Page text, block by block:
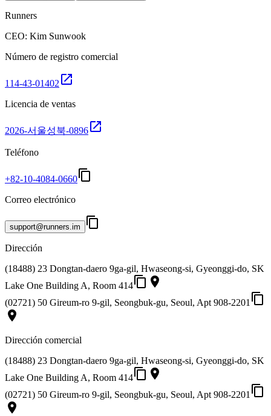
Runners
CEO: Kim Sunwook
Número de registro comercial
114-43-01402 open_in_new
Licencia de ventas
2026-서울성북-0896open_in_new
Teléfono
+82-10-4084-0660content_copy
Correo electrónico
support@runners.im content_copy
Dirección
(18488) 23 Dongtan-daero 9ga-gil, Hwaseong-si, Gyeonggi-do, SK
Lake One Building A, Room 414content_copy place
(02721) 50 Gireum-ro 9-gil, Seongbuk-gu, Seoul, Apt 908-2201 content_copy
place
Dirección comercial
(18488) 23 Dongtan-daero 9ga-gil, Hwaseong-si, Gyeonggi-do, SK
Lake One Building A, Room 414content_copy place
(02721) 50 Gireum-ro 9-gil, Seongbuk-gu, Seoul, Apt 908-2201 content_copy
place